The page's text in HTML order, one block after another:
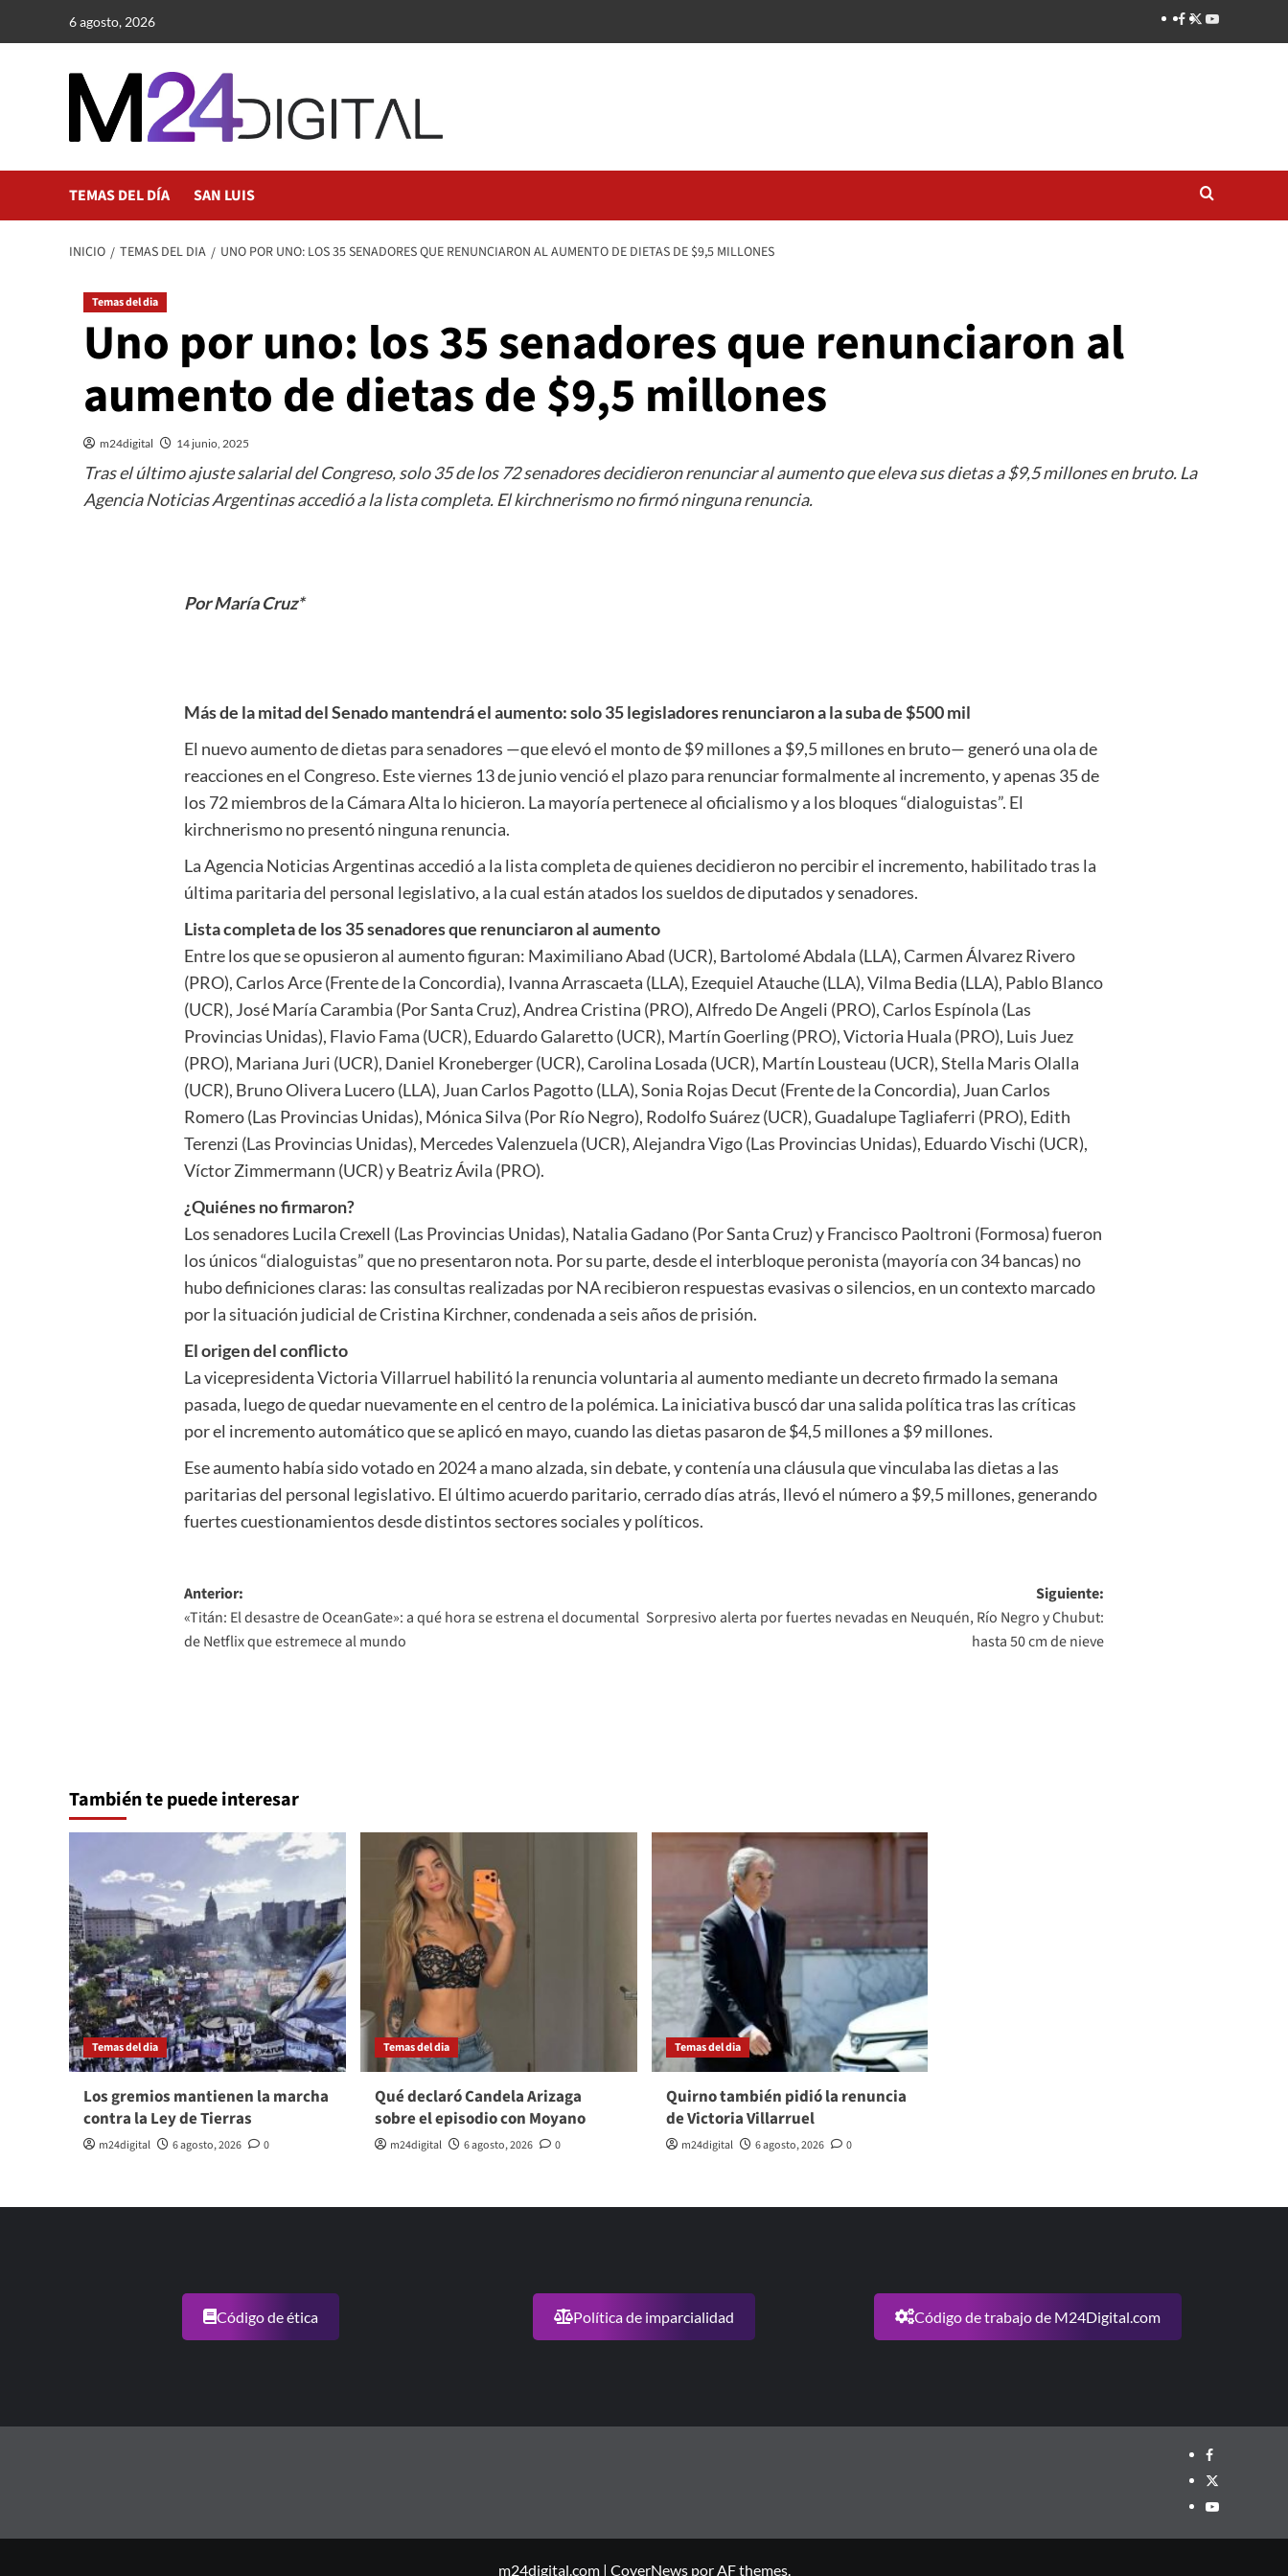
6 agosto, 2026
TEMAS DEL DÍA SAN LUIS
INICIO TEMAS DEL DIA UNO POR UNO: LOS 35 SENADORES QUE RENUNCIARON AL AUMENTO DE DIETAS DE $9,5 MILLONES
Temas del dia
Uno por uno: los 35 senadores que renunciaron al
aumento de dietas de $9,5 millones
m24digital 14 junio, 2025
Tras el último ajuste salarial del Congreso, solo 35 de los 72 senadores decidieron renunciar al aumento que eleva sus dietas a $9,5 millones en bruto. La
Agencia Noticias Argentinas accedió a la lista completa. El kirchnerismo no firmó ninguna renuncia.
Por María Cruz*
Más de la mitad del Senado mantendrá el aumento: solo 35 legisladores renunciaron a la suba de $500 mil
El nuevo aumento de dietas para senadores —que elevó el monto de $9 millones a $9,5 millones en bruto— generó una ola de
reacciones en el Congreso. Este viernes 13 de junio venció el plazo para renunciar formalmente al incremento, y apenas 35 de
los 72 miembros de la Cámara Alta lo hicieron. La mayoría pertenece al oficialismo y a los bloques “dialoguistas”. El
kirchnerismo no presentó ninguna renuncia.
La Agencia Noticias Argentinas accedió a la lista completa de quienes decidieron no percibir el incremento, habilitado tras la
última paritaria del personal legislativo, a la cual están atados los sueldos de diputados y senadores.
Lista completa de los 35 senadores que renunciaron al aumento
Entre los que se opusieron al aumento figuran: Maximiliano Abad (UCR), Bartolomé Abdala (LLA), Carmen Álvarez Rivero
(PRO), Carlos Arce (Frente de la Concordia), Ivanna Arrascaeta (LLA), Ezequiel Atauche (LLA), Vilma Bedia (LLA), Pablo Blanco
(UCR), José María Carambia (Por Santa Cruz), Andrea Cristina (PRO), Alfredo De Angeli (PRO), Carlos Espínola (Las
Provincias Unidas), Flavio Fama (UCR), Eduardo Galaretto (UCR), Martín Goerling (PRO), Victoria Huala (PRO), Luis Juez
(PRO), Mariana Juri (UCR), Daniel Kroneberger (UCR), Carolina Losada (UCR), Martín Lousteau (UCR), Stella Maris Olalla
(UCR), Bruno Olivera Lucero (LLA), Juan Carlos Pagotto (LLA), Sonia Rojas Decut (Frente de la Concordia), Juan Carlos
Romero (Las Provincias Unidas), Mónica Silva (Por Río Negro), Rodolfo Suárez (UCR), Guadalupe Tagliaferri (PRO), Edith
Terenzi (Las Provincias Unidas), Mercedes Valenzuela (UCR), Alejandra Vigo (Las Provincias Unidas), Eduardo Vischi (UCR),
Víctor Zimmermann (UCR) y Beatriz Ávila (PRO).
¿Quiénes no firmaron?
Los senadores Lucila Crexell (Las Provincias Unidas), Natalia Gadano (Por Santa Cruz) y Francisco Paoltroni (Formosa) fueron
los únicos “dialoguistas” que no presentaron nota. Por su parte, desde el interbloque peronista (mayoría con 34 bancas) no
hubo definiciones claras: las consultas realizadas por NA recibieron respuestas evasivas o silencios, en un contexto marcado
por la situación judicial de Cristina Kirchner, condenada a seis años de prisión.
El origen del conflicto
La vicepresidenta Victoria Villarruel habilitó la renuncia voluntaria al aumento mediante un decreto firmado la semana
pasada, luego de quedar nuevamente en el centro de la polémica. La iniciativa buscó dar una salida política tras las críticas
por el incremento automático que se aplicó en mayo, cuando las dietas pasaron de $4,5 millones a $9 millones.
Ese aumento había sido votado en 2024 a mano alzada, sin debate, y contenía una cláusula que vinculaba las dietas a las
paritarias del personal legislativo. El último acuerdo paritario, cerrado días atrás, llevó el número a $9,5 millones, generando
fuertes cuestionamientos desde distintos sectores sociales y políticos.
Navegación
de
entradas
Anterior:
«Titán: El desastre de OceanGate»: a qué hora se estrena el documental
de Netflix que estremece al mundo
Siguiente:
Sorpresivo alerta por fuertes nevadas en Neuquén, Río Negro y Chubut:
hasta 50 cm de nieve
También te puede interesar
Temas del dia
Los gremios mantienen la marcha
contra la Ley de Tierras
m24digital 6 agosto, 2026 0
Temas del dia
Qué declaró Candela Arizaga
sobre el episodio con Moyano
m24digital 6 agosto, 2026 0
Temas del dia
Quirno también pidió la renuncia
de Victoria Villarruel
m24digital 6 agosto, 2026 0
Código de ética Política de imparcialidad Código de trabajo de M24Digital.com
m24digital.com | CoverNewspor AF themes.